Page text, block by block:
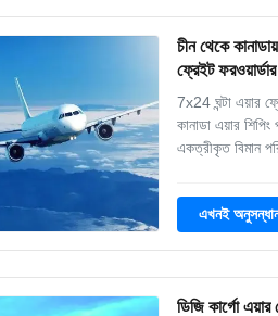
চীন থেকে
ফ্রেইট
7x24 ঘন্টা এয়ার
কানাডা এয়ার
একত্রীকৃত বিমান
নিয়মাবলী 5. কাস্টমস
প্রয়োজনীয়তা
এখনই
ডিজি কার্গো এয়ার